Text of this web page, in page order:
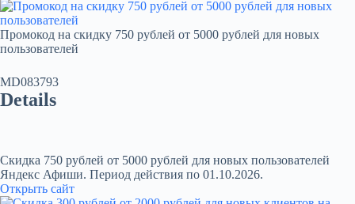
Промокод на скидку 750 рублей от 5000 рублей для новых
пользователей
MD083793
Details
Скидка 750 рублей от 5000 рублей для новых пользователей
Яндекс Афиши. Период действия по 01.10.2026.
Открыть сайт